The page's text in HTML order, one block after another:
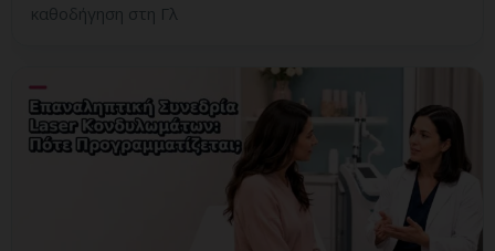
καθοδήγηση στη Γλ